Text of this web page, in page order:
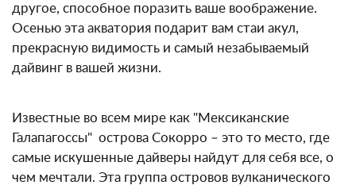
другое, способное поразить ваше воображение.
Осенью эта акватория подарит вам стаи акул,
прекрасную видимость и самый незабываемый
дайвинг в вашей жизни.
Известные во всем мире как "Мексиканские
Галапагоссы" острова Сокорро – это то место, где
самые искушенные дайверы найдут для себя все, о
чем мечтали. Эта группа островов вулканического